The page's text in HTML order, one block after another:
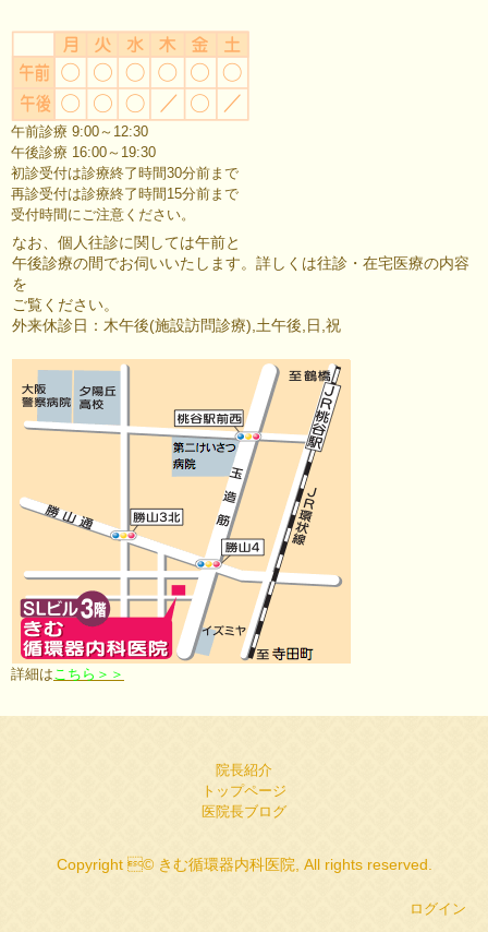
午前診療 9:00～12:30
午後診療 16:00～19:30
初診受付は診療終了時間30分前まで
再診受付は診療終了時間15分前まで
受付時間にご注意ください。
なお、個人往診に関しては午前と
午後診療の間でお伺いいたします。詳しくは往診・在宅医療の内容
を
ご覧ください。
外来休診日：木午後(施設訪問診療),土午後,日,祝
詳細は こちら＞＞
院長紹介
トップページ
医院長ブログ
Copyright © きむ循環器内科医院, All rights reserved.
ログイン